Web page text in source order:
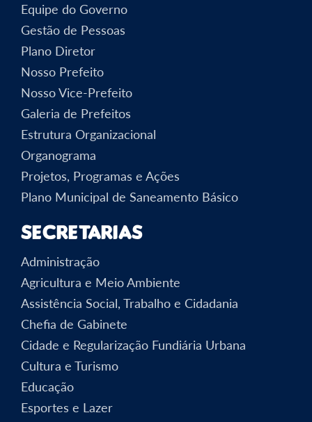
Equipe do Governo
Gestão de Pessoas
Plano Diretor
Nosso Prefeito
Nosso Vice-Prefeito
Galeria de Prefeitos
Estrutura Organizacional
Organograma
Projetos, Programas e Ações
Plano Municipal de Saneamento Básico
Secretarias
Administração
Agricultura e Meio Ambiente
Assistência Social, Trabalho e Cidadania
Chefia de Gabinete
Cidade e Regularização Fundiária Urbana
Cultura e Turismo
Educação
Esportes e Lazer